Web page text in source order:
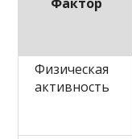
Физическая
активность